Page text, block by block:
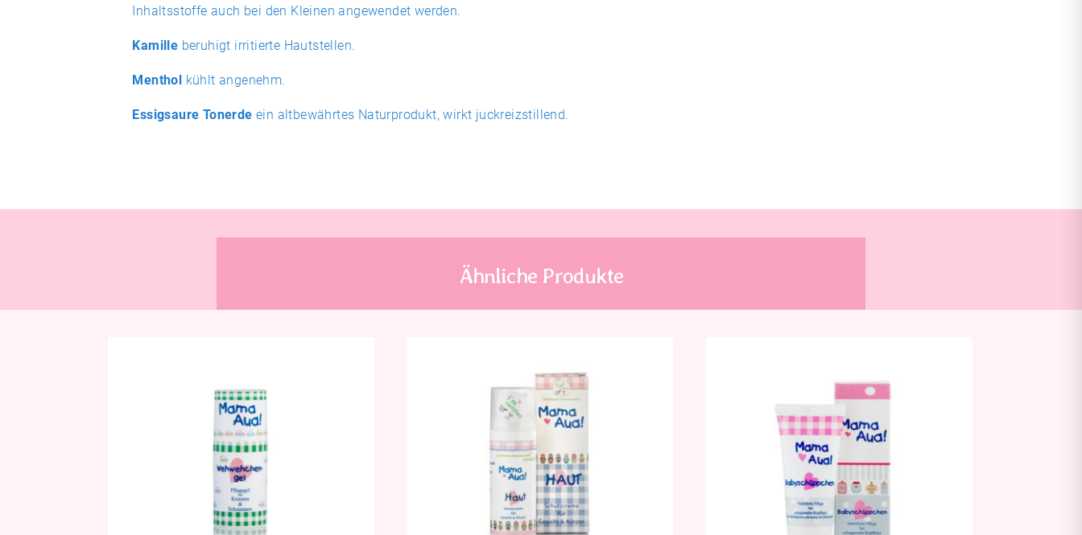
Inhaltsstoffe auch bei den Kleinen angewendet werden.
Kamille beruhigt irritierte Hautstellen.
Menthol kühlt angenehm.
Essigsaure Tonerde ein altbewährtes Naturprodukt, wirkt juckreizstillend.
Ähnliche Produkte